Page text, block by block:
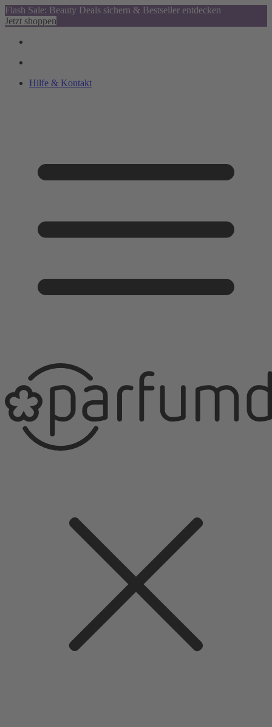
Flash Sale: Beauty Deals sichern & Bestseller entdecken
Jetzt shoppen
Hilfe & Kontakt